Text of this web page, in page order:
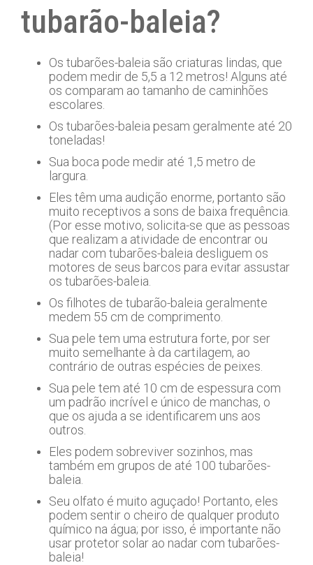
tubarão-baleia?
Os tubarões-baleia são criaturas lindas, que
podem medir de 5,5 a 12 metros! Alguns até
os comparam ao tamanho de caminhões
escolares.
Os tubarões-baleia pesam geralmente até 20
toneladas!
Sua boca pode medir até 1,5 metro de
largura.
Eles têm uma audição enorme, portanto são
muito receptivos a sons de baixa frequência.
(Por esse motivo, solicita-se que as pessoas
que realizam a atividade de encontrar ou
nadar com tubarões-baleia desliguem os
motores de seus barcos para evitar assustar
os tubarões-baleia.
Os filhotes de tubarão-baleia geralmente
medem 55 cm de comprimento.
Sua pele tem uma estrutura forte, por ser
muito semelhante à da cartilagem, ao
contrário de outras espécies de peixes.
Sua pele tem até 10 cm de espessura com
um padrão incrível e único de manchas, o
que os ajuda a se identificarem uns aos
outros.
Eles podem sobreviver sozinhos, mas
também em grupos de até 100 tubarões-
baleia.
Seu olfato é muito aguçado! Portanto, eles
podem sentir o cheiro de qualquer produto
químico na água; por isso, é importante não
usar protetor solar ao nadar com tubarões-
baleia!